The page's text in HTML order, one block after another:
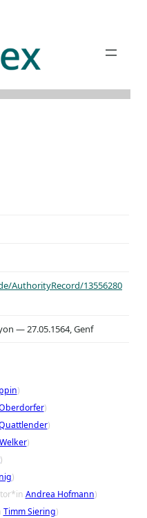
AuthorityRecord/13556280
— 27.05.1564, Genf
)
)
)
)
)
)
Andrea Hofmann)
Timm Siering)